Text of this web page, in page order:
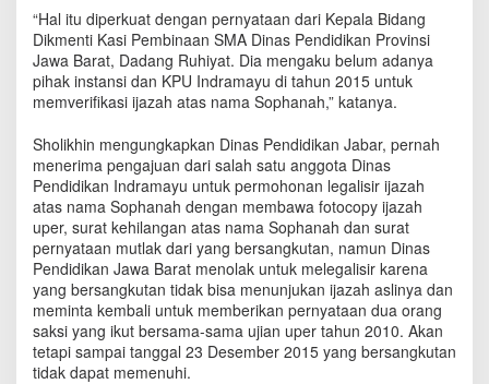
“Hal itu diperkuat dengan pernyataan dari Kepala Bidang
Dikmenti Kasi Pembinaan SMA Dinas Pendidikan Provinsi
Jawa Barat, Dadang Ruhiyat. Dia mengaku belum adanya
pihak instansi dan KPU Indramayu di tahun 2015 untuk
memverifikasi ijazah atas nama Sophanah,” katanya.
Sholikhin mengungkapkan Dinas Pendidikan Jabar, pernah
menerima pengajuan dari salah satu anggota Dinas
Pendidikan Indramayu untuk permohonan legalisir ijazah
atas nama Sophanah dengan membawa fotocopy ijazah
uper, surat kehilangan atas nama Sophanah dan surat
pernyataan mutlak dari yang bersangkutan, namun Dinas
Pendidikan Jawa Barat menolak untuk melegalisir karena
yang bersangkutan tidak bisa menunjukan ijazah aslinya dan
meminta kembali untuk memberikan pernyataan dua orang
saksi yang ikut bersama-sama ujian uper tahun 2010. Akan
tetapi sampai tanggal 23 Desember 2015 yang bersangkutan
tidak dapat memenuhi.